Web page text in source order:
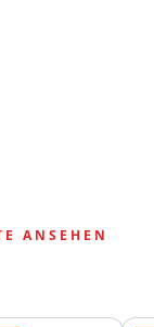
ANSEHEN